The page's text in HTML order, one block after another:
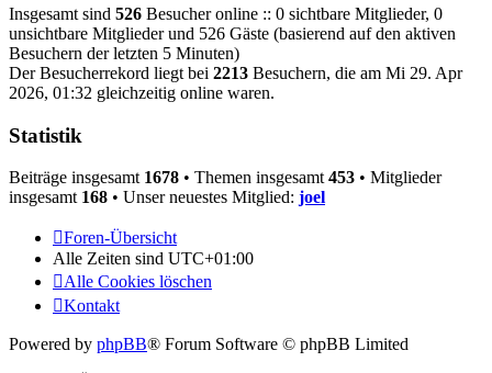
Insgesamt sind 526 Besucher online :: 0 sichtbare Mitglieder, 0
unsichtbare Mitglieder und 526 Gäste (basierend auf den aktiven
Besuchern der letzten 5 Minuten)
Der Besucherrekord liegt bei 2213 Besuchern, die am Mi 29. Apr
2026, 01:32 gleichzeitig online waren.
Statistik
Beiträge insgesamt 1678 • Themen insgesamt 453 • Mitglieder
insgesamt 168 • Unser neuestes Mitglied: joel
Foren-Übersicht
Alle Zeiten sind UTC+01:00
Alle Cookies löschen
Kontakt
Powered by phpBB® Forum Software © phpBB Limited